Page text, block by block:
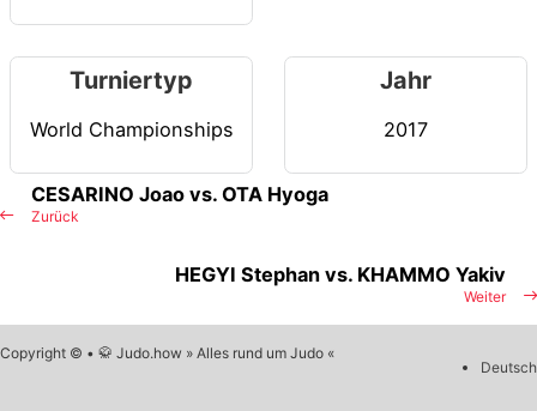
Turniertyp
World Championships
Jahr
2017
Zurück
CESARINO Joao vs. OTA Hyoga
Weiter
HEGYI Stephan vs. KHAMMO Yakiv
Copyright © • 🥋 Judo.how » Alles rund um Judo «
Deutsch